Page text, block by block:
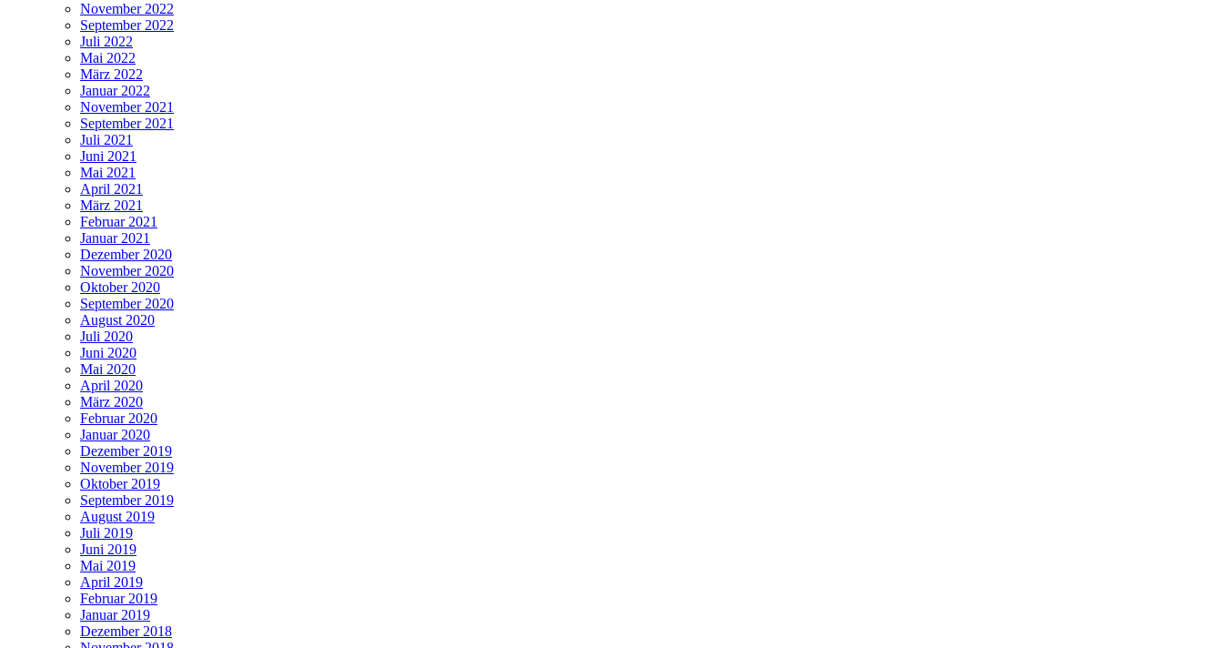
November 2022
September 2022
Juli 2022
Mai 2022
März 2022
Januar 2022
November 2021
September 2021
Juli 2021
Juni 2021
Mai 2021
April 2021
März 2021
Februar 2021
Januar 2021
Dezember 2020
November 2020
Oktober 2020
September 2020
August 2020
Juli 2020
Juni 2020
Mai 2020
April 2020
März 2020
Februar 2020
Januar 2020
Dezember 2019
November 2019
Oktober 2019
September 2019
August 2019
Juli 2019
Juni 2019
Mai 2019
April 2019
Februar 2019
Januar 2019
Dezember 2018